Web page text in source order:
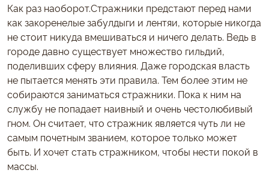
Как раз наоборот.Стражники предстают перед нами
как закоренелые забулдыги и лентяи, которые никогда
не стоит никуда вмешиваться и ничего делать. Ведь в
городе давно существует множество гильдий,
поделивших сферу влияния. Даже городская власть
не пытается менять эти правила. Тем более этим не
собираются заниматься стражники. Пока к ним на
службу не попадает наивный и очень честолюбивый
гном. Он считает, что стражник является чуть ли не
самым почетным званием, которое только может
быть. И хочет стать стражником, чтобы нести покой в
массы.